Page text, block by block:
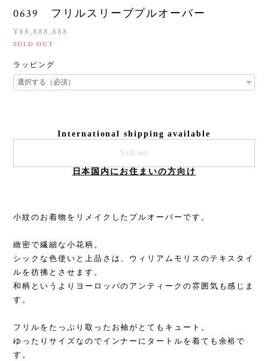
0639 フリルスリーブプルオーバー
¥88,888,888
SOLD OUT
ラッピング
International shipping available
Sold out
日本国内にお住まいの方向け
小紋のお着物をリメイクしたプルオーバーです。
緻密で繊細な小花柄。
シックな色使いと上品さは、ウィリアムモリスのテキスタイ
ルを彷彿とさせます。
和柄というよりヨーロッパのアンティークの雰囲気も感じま
す。
フリルをたっぷり取ったお袖がとてもキュート。
ゆったりサイズなのでインナーにタートルを着ても余裕で
す。